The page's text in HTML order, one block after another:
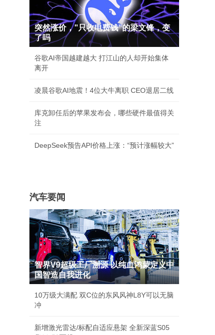
突然涨价，"只收电费钱"的梁文锋，变
了吗
谷歌AI帝国越建越大 打江山的人却开始集体
离开
凌晨谷歌AI地震！4位大牛离职 CEO退居二线
库克卸任后的苹果发布会，哪些硬件最值得关
注
DeepSeek预告API价格上涨：“预计涨幅较大”
汽车要闻
智界V9超级工厂溯源 以纯血鸿蒙定义中
国智造自我进化
10万级大满配 双C位的东风风神L8Y可以无脑
冲
新增激光雷达/标配自适应悬架 全新深蓝S05